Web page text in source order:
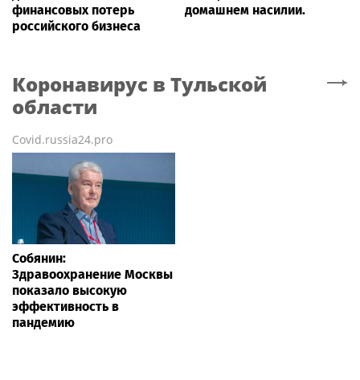
финансовых потерь
российского бизнеса
домашнем насилии.
Коронавирус в Тульской
области
Covid.russia24.pro
Собянин:
Здравоохранение Москвы
показало высокую
эффективность в
пандемию